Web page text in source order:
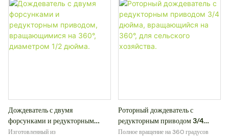
распыление как с одной, так и с двумя
форсунками.
стабильную эффективность распыления
и равномерное распределение.
Дождеватель с двумя
форсунками и редукторным
приводом, вращающимися на
Изготовленный из
Роторный дождеватель с
редукторным приводом 3/4
дюйма, вращающийся на 360°,
Полное вращение на 360 градусов